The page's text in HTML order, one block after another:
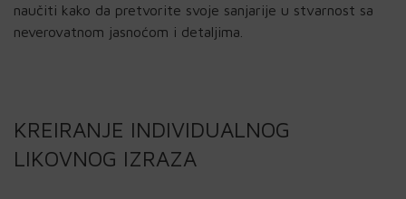
naučiti kako da pretvorite svoje sanjarije u stvarnost sa
neverovatnom jasnoćom i detaljima.
KREIRANJE INDIVIDUALNOG
LIKOVNOG IZRAZA